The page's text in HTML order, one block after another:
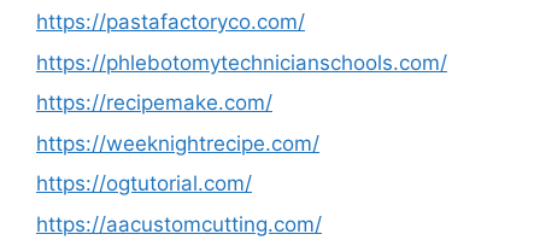
https://pastafactoryco.com/
https://phlebotomytechnicianschools.com/
https://recipemake.com/
https://weeknightrecipe.com/
https://ogtutorial.com/
https://aacustomcutting.com/